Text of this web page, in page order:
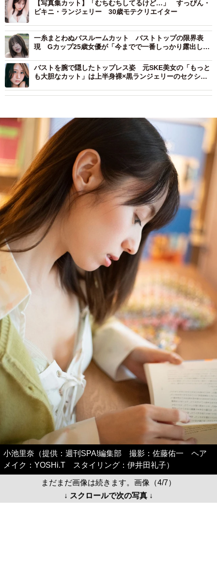
【写真集カット】「むちむちしてるけど…」 すっぴん・
ビキニ・ランジェリー 30歳モテクリエイター
一糸まとわぬバスルームカット バストトップの限界表
現 Gカップ25歳女優が「今までで一番しっかり露出して
バストを腕で隠したトップレス姿 元SKE美女の「もっと
も大胆なカット」は上半身裸×黒ランジェリーのセクシー
小池里奈（提供：週刊SPA!編集部 撮影：佐藤佑一 ヘア
メイク：YOSHi.T スタイリング：伊井田礼子）
まだまだ画像は続きます。画像（4/7）
↓ スクロールで次の写真 ↓